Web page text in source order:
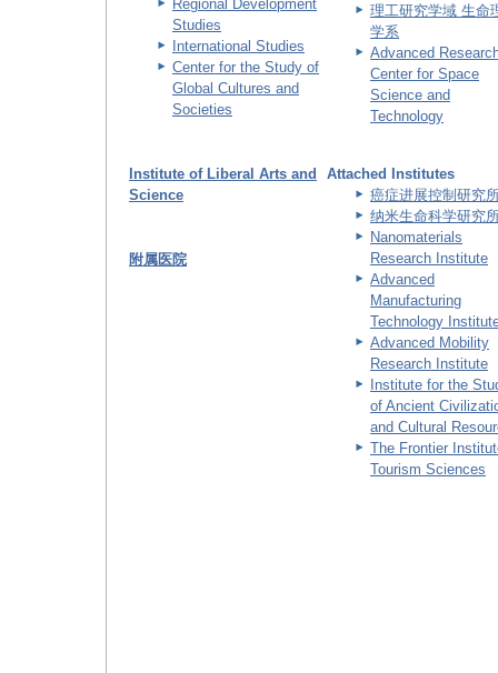
Regional Development
Studies
International Studies
Center for the Study of
Global Cultures and
Societies
理工研究学域 生命
学系
Advanced
Center for Space
Science and
Technology
Institute of Liberal Arts and
Science
附属医院
Attached Institutes
癌症进展控制研究
纳米生命科学研究
Nanomaterials
Research Institute
Advanced
Manufacturing
Technology
Advanced Mobility
Research Institute
Institute for the
of Ancient
and Cultural
The Frontier
Tourism Sciences